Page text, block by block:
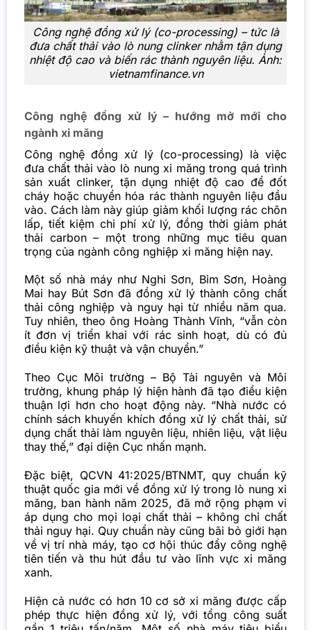
Công nghệ đồng xử lý (co-processing) – tức là
đưa chất thải vào lò nung clinker nhằm tận dụng
nhiệt độ cao và biến rác thành nguyên liệu. Ảnh:
vietnamfinance.vn
Công nghệ đồng xử lý – hướng mở mới cho
ngành xi măng
Công nghệ đồng xử lý (co-processing) là việc
đưa chất thải vào lò nung xi măng trong quá trình
sản xuất clinker, tận dụng nhiệt độ cao để đốt
cháy hoặc chuyển hóa rác thành nguyên liệu đầu
vào. Cách làm này giúp giảm khối lượng rác chôn
lấp, tiết kiệm chi phí xử lý, đồng thời giảm phát
thải carbon – một trong những mục tiêu quan
trọng của ngành công nghiệp xi măng hiện nay.
Một số nhà máy như Nghi Sơn, Bỉm Sơn, Hoàng
Mai hay Bút Sơn đã đồng xử lý thành công chất
thải công nghiệp và nguy hại từ nhiều năm qua.
Tuy nhiên, theo ông Hoàng Thành Vĩnh, “vẫn còn
ít đơn vị triển khai với rác sinh hoạt, dù có đủ
điều kiện kỹ thuật và vận chuyển.”
Theo Cục Môi trường – Bộ Tài nguyên và Môi
trường, khung pháp lý hiện hành đã tạo điều kiện
thuận lợi hơn cho hoạt động này. “Nhà nước có
chính sách khuyến khích đồng xử lý chất thải, sử
dụng chất thải làm nguyên liệu, nhiên liệu, vật liệu
thay thế,” đại diện Cục nhấn mạnh.
Đặc biệt, QCVN 41:2025/BTNMT, quy chuẩn kỹ
thuật quốc gia mới về đồng xử lý trong lò nung xi
măng, ban hành năm 2025, đã mở rộng phạm vi
áp dụng cho mọi loại chất thải – không chỉ chất
thải nguy hại. Quy chuẩn này cũng bãi bỏ giới hạn
về vị trí nhà máy, tạo cơ hội thúc đẩy công nghệ
tiên tiến và thu hút đầu tư vào lĩnh vực xi măng
xanh.
Hiện cả nước có hơn 10 cơ sở xi măng được cấp
phép thực hiện đồng xử lý, với tổng công suất